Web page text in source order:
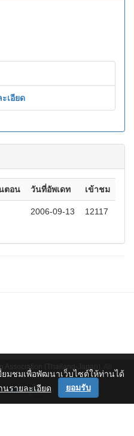
เอียด
ตอน วันที่อัพเดท เข้าชม
2006-09-13 12117
Association (Thailand-Japan)
www.tpa.or.th
นโยบาย
ยมชมเพื่อพัฒนาเว็บไซต์ให้ท่านได้
นรายละเอียด ยอมรับ